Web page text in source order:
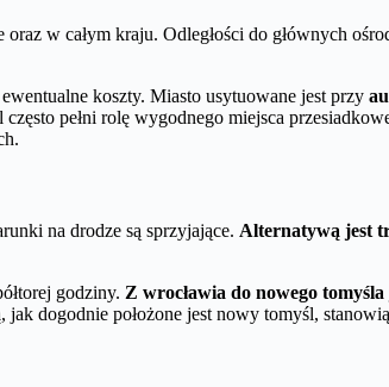
w całym kraju. Odległości do głównych
koszty. Miasto usytuowane jest przy
pełni rolę wygodnego miejsca
na drodze są sprzyjające. Alternatywą jest
godziny. Z wrocławia do nowego
, jak dogodnie położone jest nowy tomyśl,